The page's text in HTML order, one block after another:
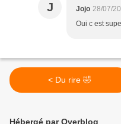
J Jojo 28/07/
Oui c est
< Du rire 🤣
Hébergé par Overblog